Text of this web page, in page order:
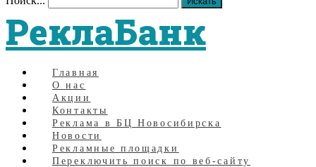
РеклаБанк
Главная
О нас
Акции
Контакты
Реклама в БЦ Новосибирска
Новости
Рекламные площадки
Переключить поиск по веб-сайту